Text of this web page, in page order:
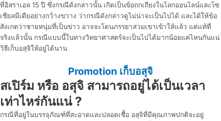
ที่อิสราเอล 15 ปี ซึ่งกรณีดังกล่าวนั้น เกิดเป็นข้อถกเถียงในโลกออนไลน์และโซ
เชียลมีเดียอย่างกว้างขวาง ว่ากรณีดังกล่าวดูไม่น่าจะเป็นไปได้ และได้ให้ข้อ
สังเกตว่าชายหนุ่มที่เป็นข่าว อาจจะโดนภรรยาสวมเขาเข้าให้แล้ว แต่แท้ที่
จริงแล้วนั้น กรณีแบบนี้ในทางวิทยาศาสตร์จะเป็นไปได้มากน้อยแค่ไหนกันแน่
วิธีเก็บอสุจิให้อยู่ได้นาน
Promotion เก็บอสุจิ
สเปิร์ม หรือ อสุจิ สามารถอยู่ได้เป็นเวลา
เท่าไหร่กันแน่ ?
กรณีที่อยู่ในบรรจุภัณฑ์ที่สะอาดและปลอดเชื้อ อสุจิที่มีคุณภาพปกติจะอยู่